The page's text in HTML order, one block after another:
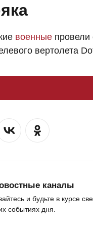
военные провели
вертолета
каналы
и будьте в курсе
событиях дня.